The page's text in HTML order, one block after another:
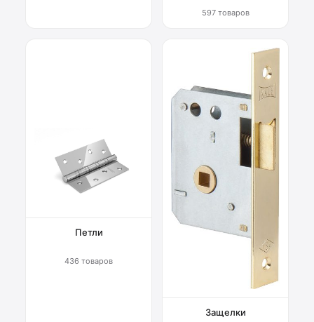
597 товаров
Петли
436 товаров
Защелки